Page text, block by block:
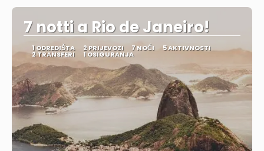
7 notti a Rio de Janeiro!
1 ODREDIŠTA 2 PRIJEVOZI 7 NOĆI 5 AKTIVNOSTI
2 TRANSFERI 1 OSIGURANJA